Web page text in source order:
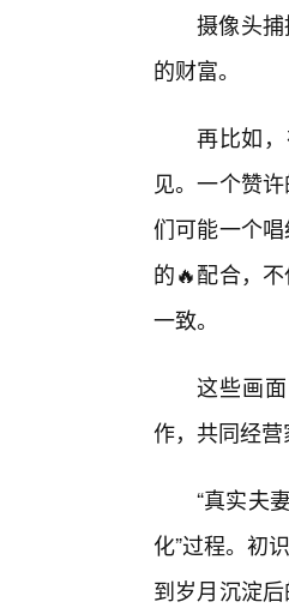
摄像头
的财富。
再比如
见。一个赞
们可能一个
的🔥配合，
一致。
这些画
作，共同经营
“真实夫
化”过程。初
到岁月沉淀